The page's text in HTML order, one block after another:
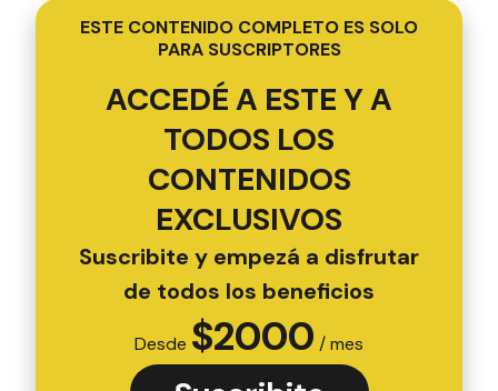
ESTE CONTENIDO COMPLETO ES SOLO
PARA SUSCRIPTORES
ACCEDÉ A ESTE Y A
TODOS LOS
CONTENIDOS
EXCLUSIVOS
Suscribite y empezá a disfrutar
de todos los beneficios
Desde $2000 / mes